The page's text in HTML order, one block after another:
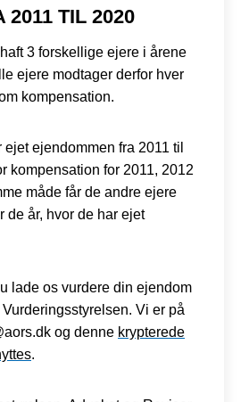
2011 TIL 2020
3 forskellige ejere i årene
ejere modtager derfor hver
kompensation.
ejendommen fra 2011 til
kompensation for 2011, 2012
måde får de andre ejere
de år, hvor de har ejet
lade os vurdere din ejendom
Vi er på
og denne krypterede
.